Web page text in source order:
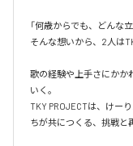
「何歳からでも、どんな
そんな想いから、2人は
歌の経験や上手さにかか
いく。
TKY PROJECTは、けー
ちが共につくる、挑戦と